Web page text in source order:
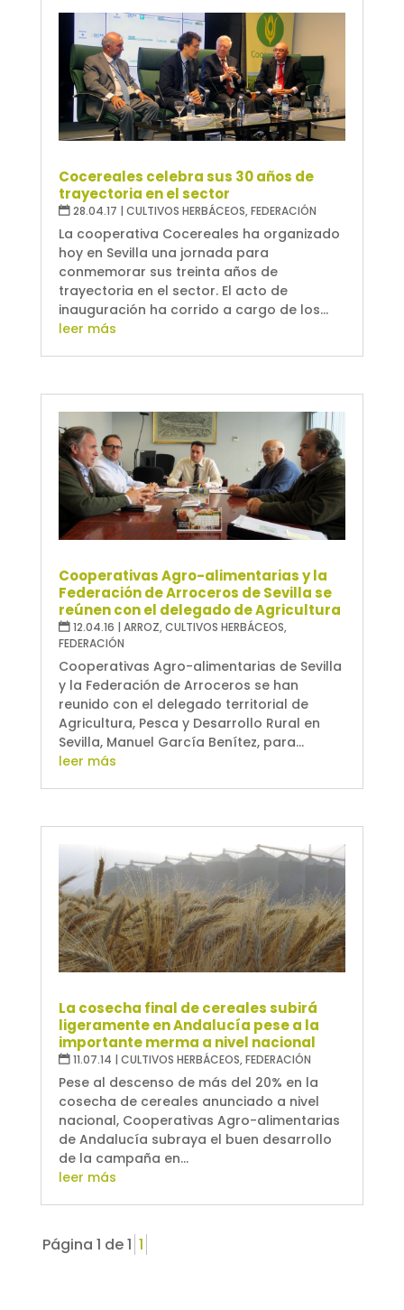
Cocereales celebra sus 30 años de
trayectoria en el sector
28.04.17 | CULTIVOS HERBÁCEOS,FEDERACIÓN
La cooperativa Cocereales ha organizado
hoy en Sevilla una jornada para
conmemorar sus treinta años de
trayectoria en el sector. El acto de
inauguración ha corrido a cargo de los...
leer más
Cooperativas Agro-alimentarias y la
Federación de Arroceros de Sevilla se
reúnen con el delegado de Agricultura
12.04.16 | ARROZ,CULTIVOS HERBÁCEOS,
FEDERACIÓN
Cooperativas Agro-alimentarias de Sevilla
y la Federación de Arroceros se han
reunido con el delegado territorial de
Agricultura, Pesca y Desarrollo Rural en
Sevilla, Manuel García Benítez, para...
leer más
La cosecha final de cereales subirá
ligeramente en Andalucía pese a la
importante merma a nivel nacional
11.07.14 | CULTIVOS HERBÁCEOS,FEDERACIÓN
Pese al descenso de más del 20% en la
cosecha de cereales anunciado a nivel
nacional, Cooperativas Agro-alimentarias
de Andalucía subraya el buen desarrollo
de la campaña en...
leer más
Página 1 de 1 1